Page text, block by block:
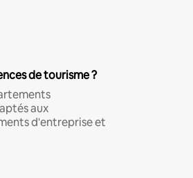
de tourisme ?
aux
d'entreprise et